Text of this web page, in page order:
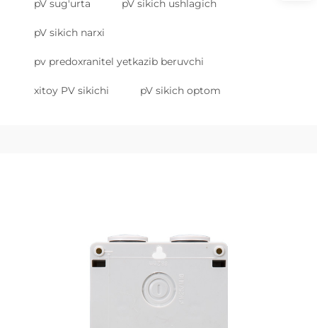
pV sug'urta pV sikich ushlagich
pV sikich narxi
pv predoxranitel yetkazib beruvchi
xitoy PV sikichi pV sikich optom